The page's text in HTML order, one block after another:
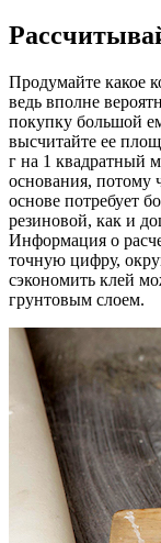
Продумайте какое
ведь вполне
покупку большой
высчитайте ее
г на 1 квадратный
основания, потому
основе потребует
резиновой, как и
Информация о
точную цифру,
сэкономить клей
грунтовым слоем.